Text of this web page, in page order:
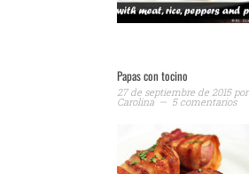
Papas con tocino
27 de septiembre de 2015por
Carolina 5 comentarios